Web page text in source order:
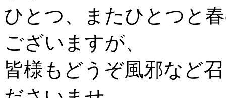
ひとつ、またひとつと
ございますが、
皆様もどうぞ風邪など